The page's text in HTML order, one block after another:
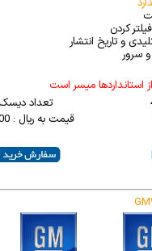
کردن
و تاریخ انتشار
سرور
ميسر است
تعداد دیسک
قیمت به ریال : 42000000